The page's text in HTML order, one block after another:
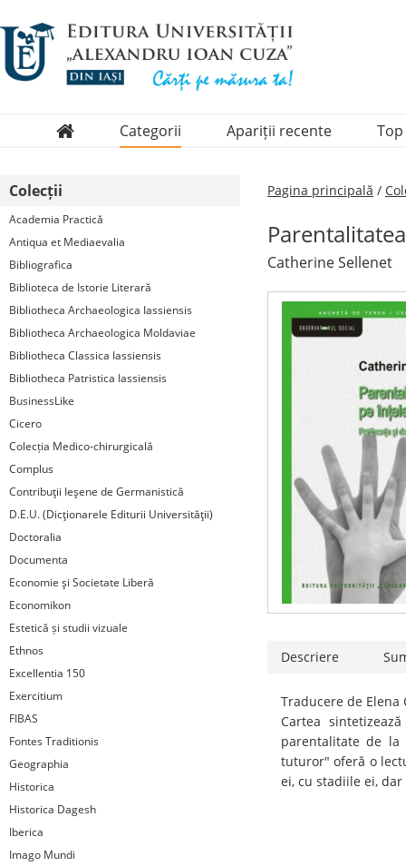
Categorii Apariții recente Top
Colecții
Academia Practică
Antiqua et Mediaevalia
Bibliografica
Biblioteca de Istorie Literară
Bibliotheca Archaeologica Iassiensis
Bibliotheca Archaeologica Moldaviae
Bibliotheca Classica Iassiensis
Bibliotheca Patristica Iassiensis
BusinessLike
Cicero
Colecția Medico-chirurgicală
Complus
Contribuţii Ieşene de Germanistică
D.E.U. (Dicţionarele Editurii Universităţii)
Doctoralia
Documenta
Economie şi Societate Liberă
Economikon
Estetică și studii vizuale
Ethnos
Excellentia 150
Exercitium
FIBAS
Fontes Traditionis
Geographia
Historica
Historica Dagesh
Iberica
Imago Mundi
Pagina principală /
Catherine Sellenet
Descriere
Traducere de Elena
Cartea
parentalitate de la
tuturor" oferă o
ei, cu stadiile ei,